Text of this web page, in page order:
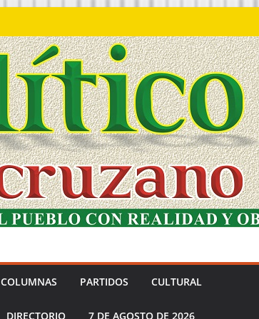
COLUMNAS PARTIDOS CULTURAL
DIRECTORIO 7 DE AGOSTO DE 2026